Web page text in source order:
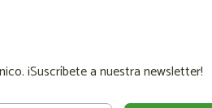
¡Suscríbete a nuestra newsletter!